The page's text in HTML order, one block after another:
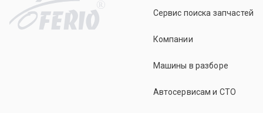
R
Сервис поиска запчастей
Компании
Машины в разборе
Автосервисам и СТО